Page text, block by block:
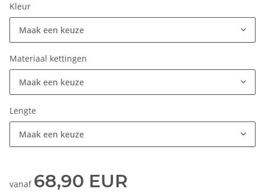
Kleur
Maak een keuze
Materiaal kettingen
Maak een keuze
Lengte
Maak een keuze
vanaf 68,90 EUR